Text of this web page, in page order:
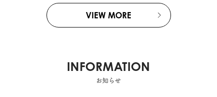
VIEW MORE
INFORMATION
お知らせ